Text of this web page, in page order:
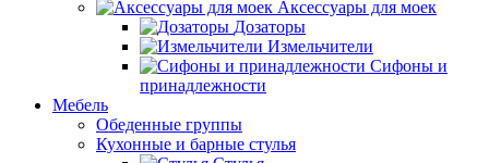
Аксессуары для моек
Дозаторы
Измельчители
Сифоны и
принадлежности
Мебель
Обеденные группы
Кухонные и барные стулья